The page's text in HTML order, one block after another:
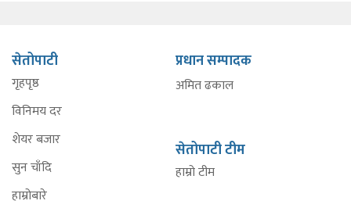
सेतोपाटी
गृहपृष्ठ
विनिमय दर
शेयर बजार
सुन चाँदि
हाम्रोबारे
प्रधान सम्पादक
अमित ढकाल
सेतोपाटी टीम
हाम्रो टीम